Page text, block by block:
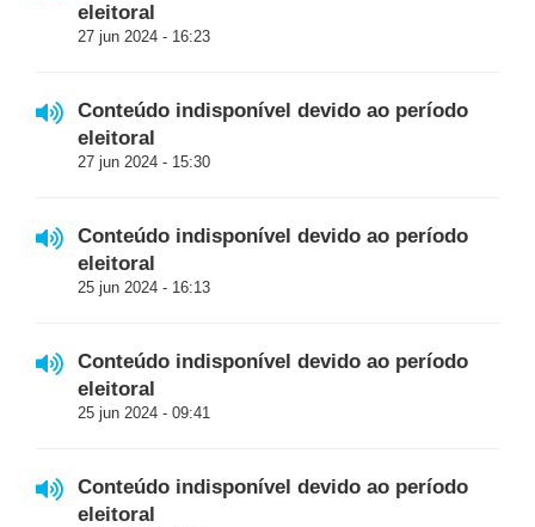
eleitoral
27 jun 2024 - 16:23
Conteúdo indisponível devido ao período
eleitoral
27 jun 2024 - 15:30
Conteúdo indisponível devido ao período
eleitoral
25 jun 2024 - 16:13
Conteúdo indisponível devido ao período
eleitoral
25 jun 2024 - 09:41
Conteúdo indisponível devido ao período
eleitoral